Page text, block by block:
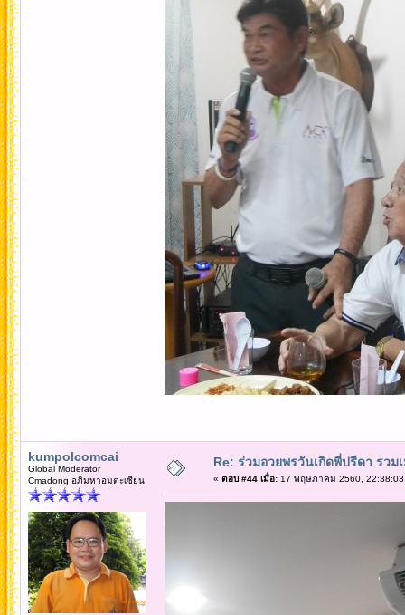
kumpolcomcai
Global Moderator
Cmadong อภิมหาอมตะเซียน
Re: ร่วมอวยพรวันเกิดพี่ปรีดา รวม
« ตอบ #44 เมื่อ:17 พฤษภาคม 2560, 22:38:03